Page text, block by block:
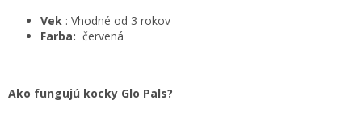
Vek : Vhodné od 3 rokov
Farba: červená
Ako fungujú kocky Glo Pals?